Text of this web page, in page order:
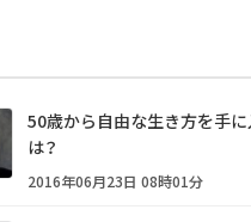
50歳から自由な生き方を手
は？
2016年06月23日 08時01分